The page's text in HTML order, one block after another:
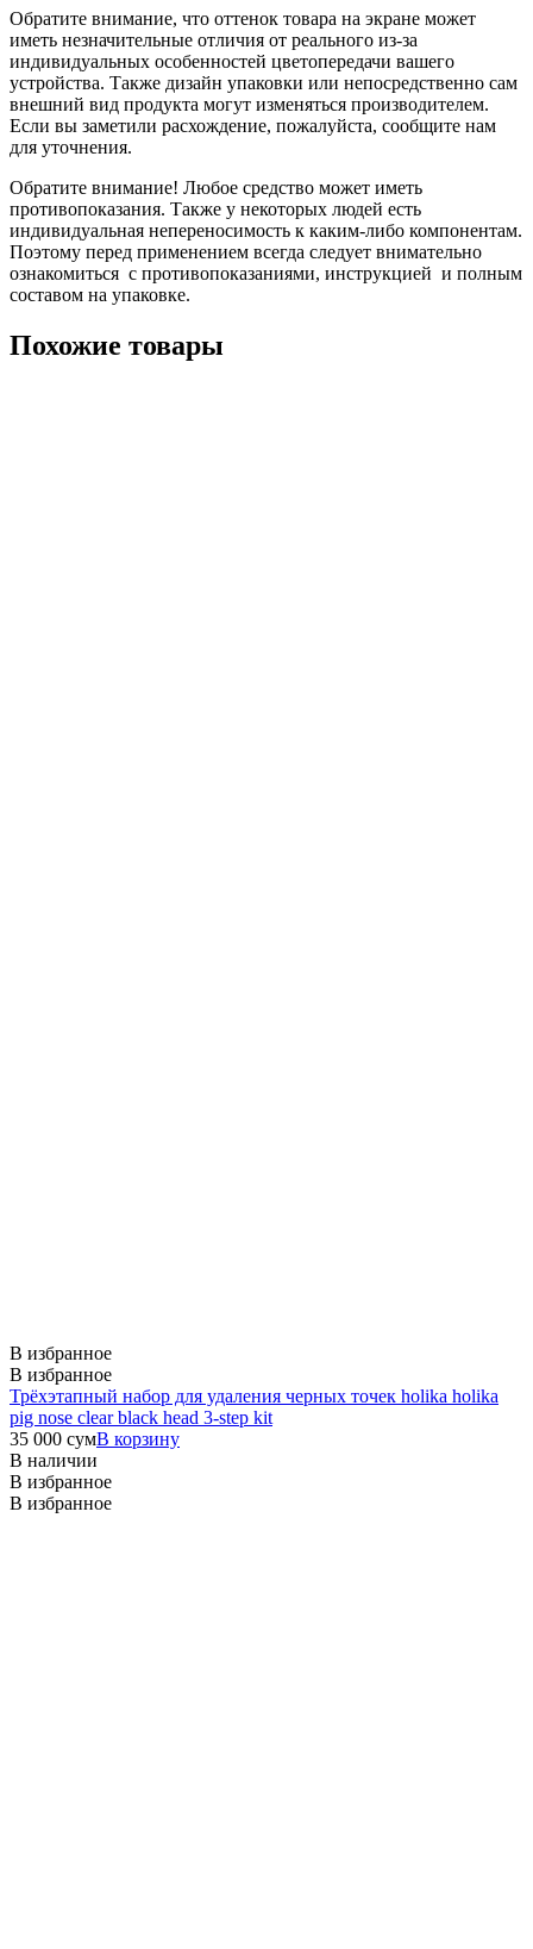
Обратите внимание, что оттенок товара на экране может
иметь незначительные отличия от реального из-за
индивидуальных особенностей цветопередачи вашего
устройства. Также дизайн упаковки или непосредственно сам
внешний вид продукта могут изменяться производителем.
Если вы заметили расхождение, пожалуйста, сообщите нам
для уточнения.
Обратите внимание! Любое средство может иметь
противопоказания. Также у некоторых людей есть
индивидуальная непереносимость к каким-либо компонентам.
Поэтому перед применением всегда следует внимательно
ознакомиться с противопоказаниями, инструкцией и полным
составом на упаковке.
Похожие товары
В избранное
В избранное
Трёхэтапный набор для удаления черных точек holika holika
pig nose clear black head 3-step kit
35 000 сумВ корзину
В наличии
В избранное
В избранное